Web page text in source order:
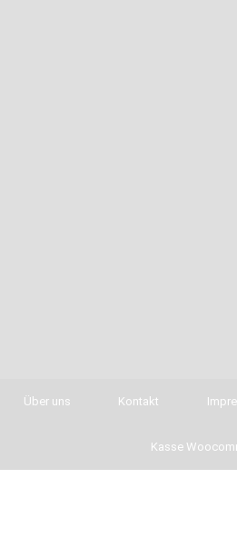
Über uns Kontakt
Kasse